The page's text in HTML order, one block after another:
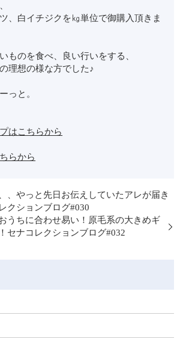
、白イチジクを㎏単位で御購入頂きま
ものを食べ、良い行いをする、
理想の様な方でした♪
っと。
はこちらから
らから
、やっと先日お伝えしていたアレが届き
クションブログ#030
うちに合わせ易い！原毛系の大きめギ
セナコレクションブログ#032